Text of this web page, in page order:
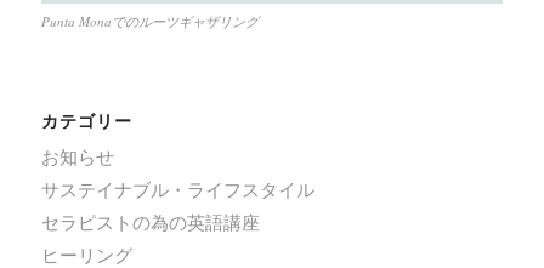
Punta Monaでのルーツギャザリング
カテゴリー
お知らせ
サステイナブル・ライフスタイル
セラピストの為の英語講座
ヒーリング